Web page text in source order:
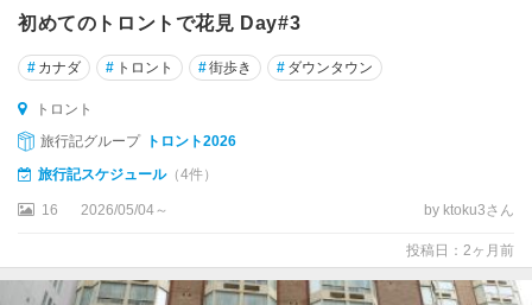
ト
ア
★
モ
ン
リ
ー
ル
初めてのトロントで花見 Day#3
# カナダ # トロント #街歩き # ダウンタウン
トロント
旅行記グループ
トロント2026
旅行記スケジュール（4件）
16 2026/05/04～ by ktoku3さん
投稿日：2ヶ月前